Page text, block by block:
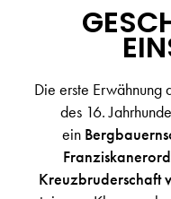
Die erste Erwähnung
des 16.
ein
Kreuzbruderschaft